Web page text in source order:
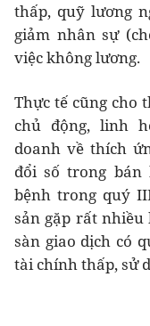
thấp, quỹ lương
giảm nhân sự
việc không lương.
Thực tế cũng cho
chủ động, linh
doanh về thích
đổi số trong
bệnh trong quý
sản gặp rất
sàn giao dịch có
tài chính thấp, sử